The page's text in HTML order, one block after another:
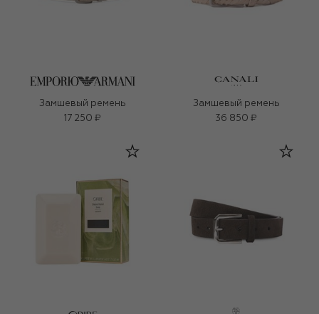
Замшевый ремень
17 250 ₽
Замшевый ремень
36 850 ₽